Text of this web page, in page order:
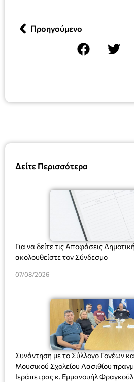
Δείτε Περισσότερα
Για να δείτε τις Αποφάσεις
ακολουθείστε τον Σύνδεσμο
07/08/2026
Συνάντηση με το Σύλλογο Γονέων
Μουσικού Σχολείου Λασιθίου
Ιεράπετρας κ. Εμμανουήλ
Προηγούμενο